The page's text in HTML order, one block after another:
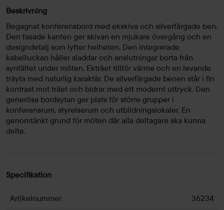
Beskrivning
Begagnat konferensbord med ekskiva och silverfärgade ben.
Den fasade kanten ger skivan en mjukare övergång och en
designdetalj som lyfter helheten. Den integrerade
kabelluckan håller sladdar och anslutningar borta från
synfältet under möten. Ekträet tillför värme och en levande
träyta med naturlig karaktär. De silverfärgade benen står i fin
kontrast mot träet och bidrar med ett modernt uttryck. Den
generösa bordsytan ger plats för större grupper i
konferensrum, styrelserum och utbildningslokaler. En
genomtänkt grund för möten där alla deltagare ska kunna
delta.
Specifikation
Artikelnummer
36234